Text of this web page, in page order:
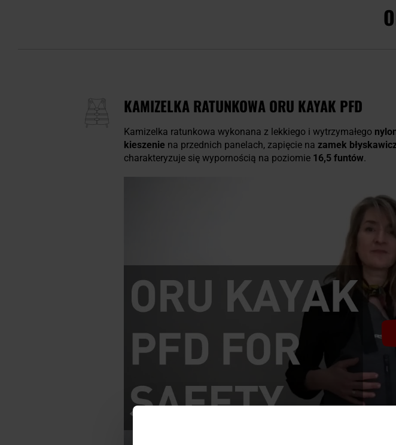
KAMIZELKA RATUNKOWA ORU KAYAK PFD
Kamizelka ratunkowa wykonana z lekkiego i wytrzymałego
kieszenie na przednich panelach, zapięcie na zamek
charakteryzuje się wypornością na poziomie 16,5 funtów.